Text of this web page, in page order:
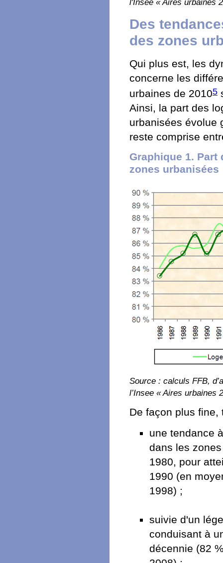
l'Insee « Aires urbaines
Des
des zones
Qui plus est, les
concerne les
urbaines de 20105
Ainsi, la part des
urbanisées évolue
reste comprise
Graphique 1.
zones urbanisées
Source : calculs FFB,
l’Insee « Aires urbaines
De façon plus
une tendance
dans les
1980, pour
1990 (en
1998) ;
suivie d'un
conduisant à
décennie (82